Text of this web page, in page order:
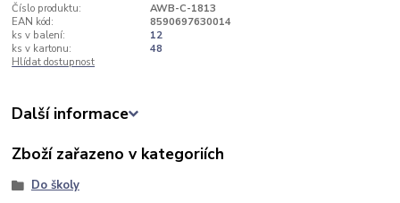
Číslo produktu:
AWB-C-1813
EAN kód:
8590697630014
ks v balení:
12
ks v kartonu:
48
Hlídat dostupnost
Další informace
Zboží zařazeno v kategoriích
Do školy